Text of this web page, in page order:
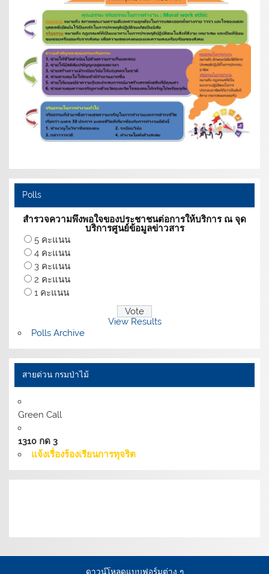
Polls
สำรวจความพึงพอใจของประชาชนต่อการให้บริการ ณ จุด
บริการศูนย์ข้อมูลข่าวสาร
5 คะแนน
4 คะแนน
3 คะแนน
2 คะแนน
1 คะแนน
View Results
Polls Archive
สายด่วน กรมป่าไม้
Green Call
1310 กด 3
แจ้งเรื่องร้องเรียนการทุจริต
ดาวน์โหลดแบบฟอร์มต่าง ๆ